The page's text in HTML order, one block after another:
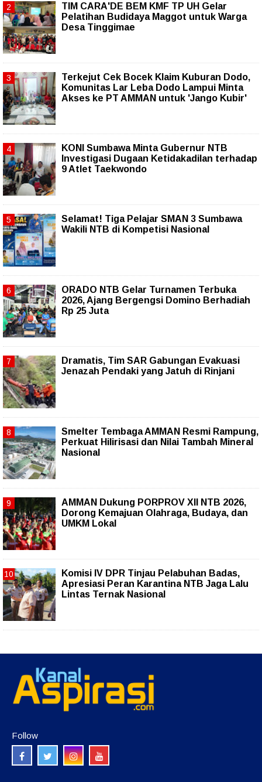
TIM CARA'DE BEM KMF TP UH Gelar
Pelatihan Budidaya Maggot untuk Warga
Desa Tinggimae
Terkejut Cek Bocek Klaim Kuburan Dodo,
Komunitas Lar Leba Dodo Lampui Minta
Akses ke PT AMMAN untuk 'Jango Kubir'
KONI Sumbawa Minta Gubernur NTB
Investigasi Dugaan Ketidakadilan terhadap
9 Atlet Taekwondo
Selamat! Tiga Pelajar SMAN 3 Sumbawa
Wakili NTB di Kompetisi Nasional
ORADO NTB Gelar Turnamen Terbuka
2026, Ajang Bergengsi Domino Berhadiah
Rp 25 Juta
Dramatis, Tim SAR Gabungan Evakuasi
Jenazah Pendaki yang Jatuh di Rinjani
Smelter Tembaga AMMAN Resmi Rampung,
Perkuat Hilirisasi dan Nilai Tambah Mineral
Nasional
AMMAN Dukung PORPROV XII NTB 2026,
Dorong Kemajuan Olahraga, Budaya, dan
UMKM Lokal
Komisi IV DPR Tinjau Pelabuhan Badas,
Apresiasi Peran Karantina NTB Jaga Lalu
Lintas Ternak Nasional
Follow